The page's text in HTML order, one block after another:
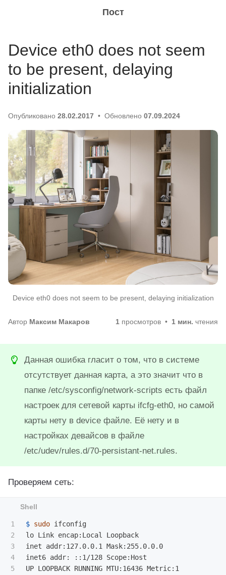
Пост
Device eth0 does not seem
to be present, delaying
initialization
Опубликовано 28.02.2017 Обновлено 07.09.2024
Device eth0 does not seem to be present, delaying initialization
Автор Максим Макаров 1 просмотров 1 мин. чтения
Данная ошибка гласит о том, что в системе
отсутствует данная карта, а это значит что в
папке /etc/sysconfig/network-scripts есть файл
настроек для сетевой карты ifcfg-eth0, но самой
карты нету в device файле. Её нету и в
настройках девайсов в файле
/etc/udev/rules.d/70-persistant-net.rules.
Проверяем сеть:
1
2
3
4
5
$ sudo ifconfig
lo Link encap:Local Loopback
inet addr:127.0.0.1 Mask:255.0.0.0
inet6 addr: ::1/128 Scope:Host
UP LOOPBACK RUNNING MTU:16436 Metric:1